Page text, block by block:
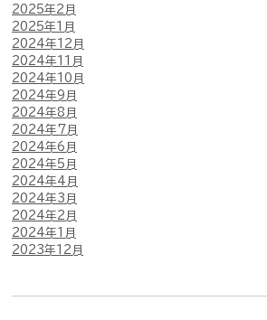
2025年2月
2025年1月
2024年12月
2024年11月
2024年10月
2024年9月
2024年8月
2024年7月
2024年6月
2024年5月
2024年4月
2024年3月
2024年2月
2024年1月
2023年12月